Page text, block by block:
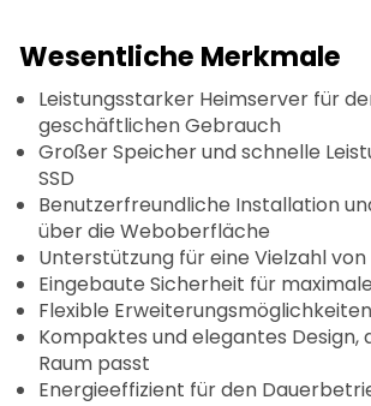
Wesentliche Merkmale
Leistungsstarker Heimserver für
geschäftlichen Gebrauch
Großer Speicher und schnelle
SSD
Benutzerfreundliche Installation
über die Weboberfläche
Unterstützung für eine Vielzahl
Eingebaute Sicherheit für
Flexible Erweiterungsmöglichkeiten
Kompaktes und elegantes Design,
Raum passt
Energieeffizient für den